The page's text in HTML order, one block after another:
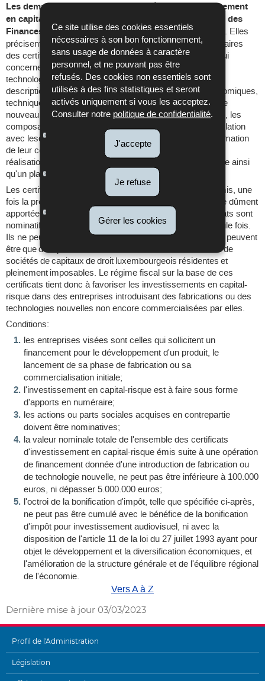
Ce site utilise des cookies essentiels
nécessaires à son bon fonctionnement,
sans usage de données à caractère
personnel, et ne pouvant pas être
refusés. Des cookies non essentiels sont
utilisés à des fins statistiques et seront
activés uniquement si vous les acceptez.
Consulter notre politique de confidentialité
J'accepte
Je refuse
Gérer les cookies
Les demandes en obtention de certificats d'investissement
en capital-risque sont à introduire auprès du Ministre des
Finances
avant la réalisation de l'apport en capital-risque. Elles
précisent les nom, raison sociale et adresse des bénéficiaires
des certificats, la valeur nominale de leur apport; en ce qui
concerne l'entreprise introduisant les fabrications ou des
technologies nouvelles, les demandes comprennent une
description du projet d'ensemble dans ses aspects économiques,
techniques et sociaux et mettent en évidence le caractère
nouveau de la fabrication ou de la technologie à introduire, les
composantes de l'investissement ou des dépenses en relation
avec lesdites technologie ou fabrication, ainsi qu'une estimation
de leur coût, le plan de financement du projet, le délai de
réalisation, l'impact escompté en termes de valeur ajoutée ainsi
qu'un plan d'affaires.
Les certificats d'investissement en capital-risque sont émis, une
fois la preuve de la réalisation de l'apport en capital risque dûment
apportée par les demandeurs des certificats. Les certificats sont
nominatifs et peuvent être endossés (transférés) une seule fois.
Ils ne peuvent pas être fractionnés. Les endossataires ne peuvent
être que des personnes morales constituées sous forme de
sociétés de capitaux de droit luxembourgeois résidentes et
pleinement imposables. Le régime fiscal sur la base de ces
certificats tient donc à favoriser les investissements en capital-
risque dans des entreprises introduisant des fabrications ou des
technologies nouvelles non encore commercialisées par elles.
Conditions:
les entreprises visées sont celles qui sollicitent un
financement pour le développement d'un produit, le
lancement de sa phase de fabrication ou sa
commercialisation initiale;
l'investissement en capital-risque est à faire sous forme
d'apports en numéraire;
les actions ou parts sociales acquises en contrepartie
doivent être nominatives;
la valeur nominale totale de l'ensemble des certificats
d'investissement en capital-risque émis suite à une opération
de financement donnée d'une introduction de fabrication ou
de technologie nouvelle, ne peut pas être inférieure à 100.000
euros, ni dépasser 5.000.000 euros;
l'octroi de la bonification d'impôt, telle que spécifiée ci-après,
ne peut pas être cumulé avec le bénéfice de la bonification
d'impôt pour investissement audiovisuel, ni avec la
disposition de l'article 11 de la loi du 27 juillet 1993 ayant pour
objet le développement et la diversification économiques, et
l'amélioration de la structure générale et de l'équilibre régional
de l'économie.
Vers A à Z
Dernière mise à jour 03/03/2023
MENU
Profil de l'Administration
Législation